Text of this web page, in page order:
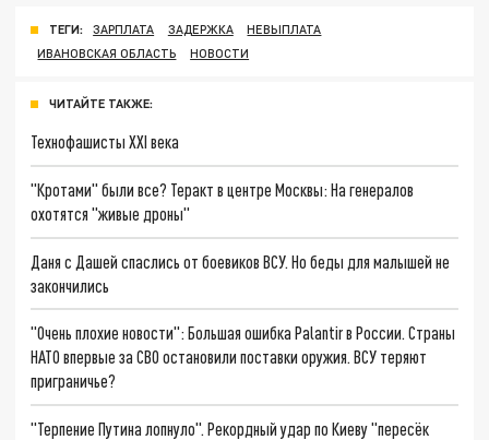
ТЕГИ: ЗАРПЛАТА ЗАДЕРЖКА
НЕВЫПЛАТА
ИВАНОВСКАЯ ОБЛАСТЬ
НОВОСТИ
ЧИТАЙТЕ ТАКЖЕ:
Технофашисты XXI века
"Кротами" были все? Теракт в центре Москвы: На генералов
охотятся "живые дроны"
Даня с Дашей спаслись от боевиков ВСУ. Но беды для малышей не
закончились
"Очень плохие новости": Большая ошибка Palantir в России. Страны
НАТО впервые за СВО остановили поставки оружия. ВСУ теряют
приграничье?
"Терпение Путина лопнуло". Рекордный удар по Киеву "пересёк